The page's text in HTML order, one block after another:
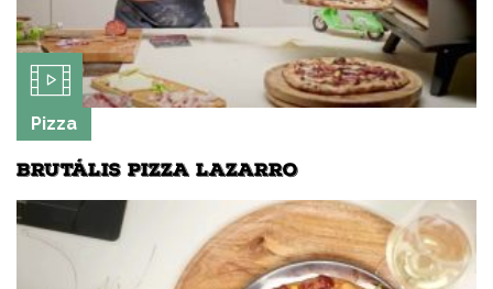
Pizza
BRUTÁLIS PIZZA LAZARRO